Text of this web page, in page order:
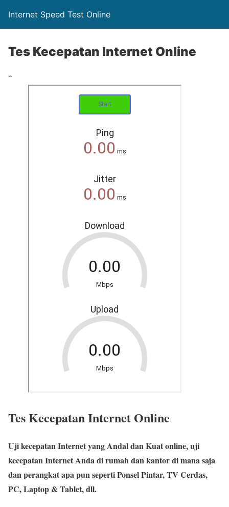
Internet Speed Test Online
Tes Kecepatan Internet Online
“
Tes Kecepatan Internet Online
Uji kecepatan Internet yang Andal dan Kuat online, uji
kecepatan Internet Anda di rumah dan kantor di mana saja
dan perangkat apa pun seperti Ponsel Pintar, TV Cerdas,
PC, Laptop & Tablet, dll.